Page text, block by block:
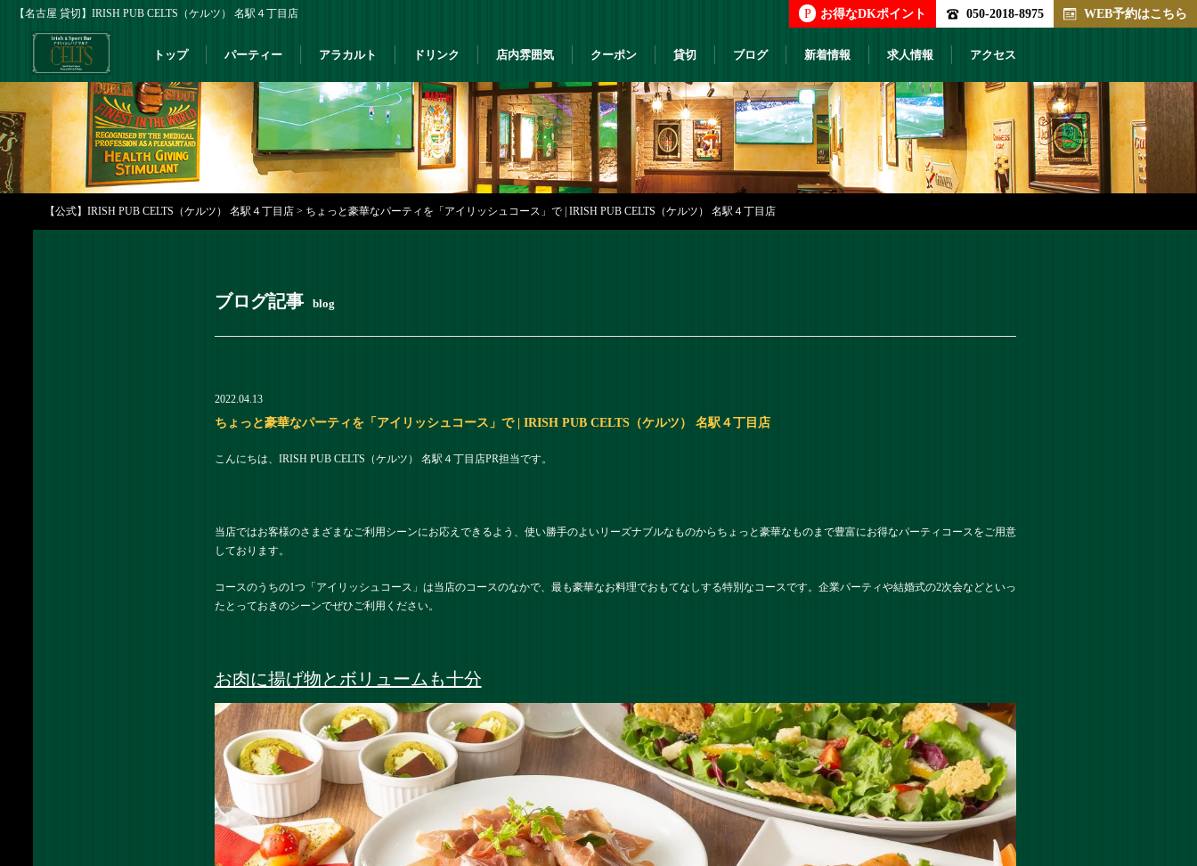
【名古屋 貸切】IRISH PUB CELTS（ケルツ） 名駅４丁目店 P お得なDKポイント 050-2018-8975 WEB予約はこちら
トップ パーティー アラカルト ドリンク 店内雰囲気 クーポン 貸切 ブログ 新着情報 求人情報 アクセス
【公式】IRISH PUB CELTS（ケルツ） 名駅４丁目店 > ちょっと豪華なパーティを「アイリッシュコース」で | IRISH PUB CELTS（ケルツ） 名駅４丁目店
ブログ記事 blog
2022.04.13
ちょっと豪華なパーティを「アイリッシュコース」で | IRISH PUB CELTS（ケルツ） 名駅４丁目店
こんにちは、IRISH PUB CELTS（ケルツ） 名駅４丁目店PR担当です。
当店ではお客様のさまざまなご利用シーンにお応えできるよう、使い勝手のよいリーズナブルなものからちょっと豪華なものまで豊富にお得なパーティコースをご用意
しております。
コースのうちの1つ「アイリッシュコース」は当店のコースのなかで、最も豪華なお料理でおもてなしする特別なコースです。企業パーティや結婚式の2次会などといっ
たとっておきのシーンでぜひご利用ください。
お肉に揚げ物とボリュームも十分